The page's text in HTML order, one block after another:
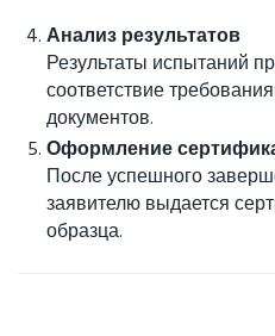
Анализ результатов
Результаты испытаний
соответствие
документов.
Оформление
После успешного
заявителю выдается
образца.